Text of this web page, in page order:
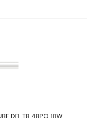
DEL T8 48PO 10W